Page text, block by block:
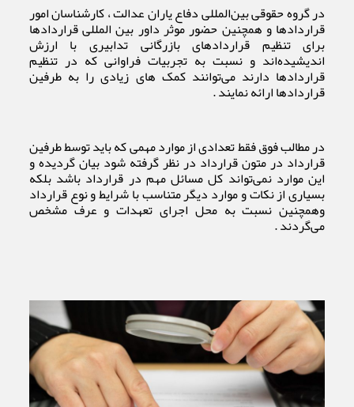
در گروه حقوقی بین‌المللی دفاع یاران عدالت ، کارشناسان امور
قراردادها و همچنین حضور موثر داور بین المللی قراردادها
برای تنظیم قراردادهای بازرگانی تدابیری با ارزش
اندیشیده‌اند و نسبت به تجربیات فراوانی که در تنظیم
قراردادها دارند می‌توانند کمک های زیادی را به طرفین
قراردادها ارائه نمایند .
در مطالب فوق فقط تعدادی از موارد مهمی که باید توسط طرفین
قرارداد در متون قرارداد در نظر گرفته شود بیان گردیده و
این موارد نمی‌تواند کل مسائل مهم در قرارداد باشد بلکه
بسیاری از نکات و موارد دیگر متناسب با شرایط و نوع قرارداد
وهمچنین نسبت به محل اجرای تعهدات و عرف مشخص
می‌گردند .